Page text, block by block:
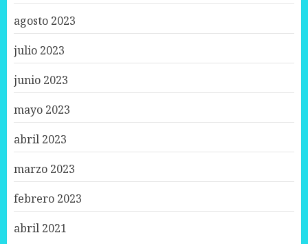
agosto 2023
julio 2023
junio 2023
mayo 2023
abril 2023
marzo 2023
febrero 2023
abril 2021